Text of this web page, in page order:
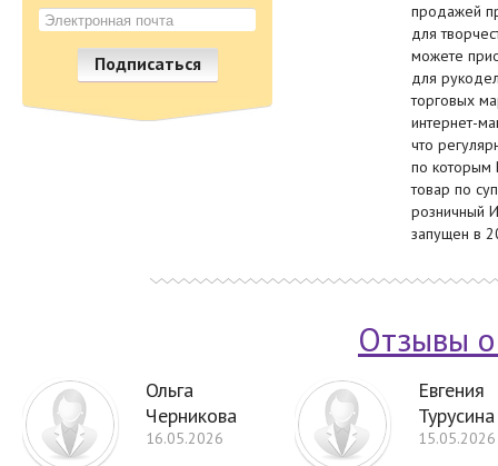
Подписаться
продажей
для
можете
для
торговых
интернет-
что
по которым
товар по
розничный
запущен в
Отзывы
Ольга
Черникова
16.05.2026
Евгения
Турусина
15.05.2026